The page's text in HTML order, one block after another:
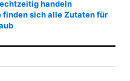
handeln
finden sich alle Zutaten für